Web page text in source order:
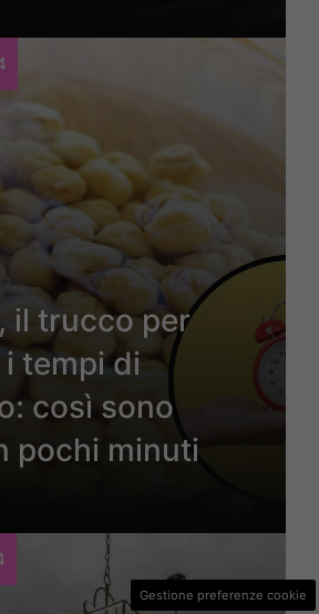
il trucco per
tempi di
così sono
pochi minuti
Gestione preferenze cookie